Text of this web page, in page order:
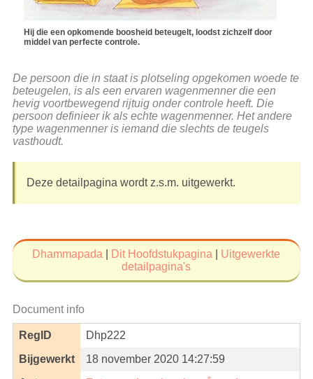
Hij die een opkomende boosheid beteugelt, loodst zichzelf door
middel van perfecte controle.
De persoon die in staat is plotseling opgekomen woede te
beteugelen, is als een ervaren wagenmenner die een
hevig voortbewegend rijtuig onder controle heeft. Die
persoon definieer ik als echte wagenmenner. Het andere
type wagenmenner is iemand die slechts de teugels
vasthoudt.
Deze detailpagina wordt z.s.m. uitgewerkt.
Dhammapada Dit Hoofdstukpagina
Uitgewerkte
detailpagina's
Document info
RegID
Dhp222
Bijgewerkt
18 november 2020 14:27:59